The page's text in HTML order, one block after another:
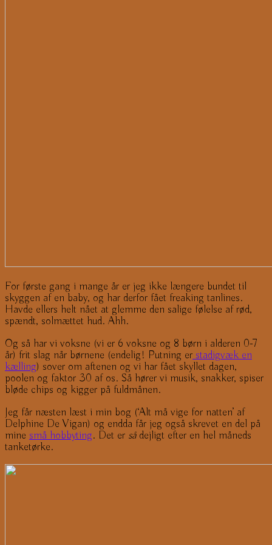
For første gang i mange år er jeg ikke længere bundet til
skyggen af en baby, og har derfor fået freaking tanlines.
Havde ellers helt nået at glemme den salige følelse af rød,
spændt, solmættet hud. Ahh.
Og så har vi voksne (vi er 6 voksne og 8 børn i alderen 0-7
år) frit slag når børnene (endelig! Putning er stadigvæk en
kælling) sover om aftenen og vi har fået skyllet dagen,
poolen og faktor 30 af os. Så hører vi musik, snakker, spiser
bløde chips og kigger på fuldmånen.
Jeg får næsten læst i min bog (‘Alt må vige for natten’ af
Delphine De Vigan) og endda får jeg også skrevet en del på
mine små hobbyting. Det er sådejligt efter en hel måneds
tanketørke.